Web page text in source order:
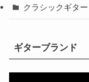
クラシックギター
ギターブランド